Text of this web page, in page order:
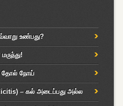
உண்பது?
தோல் நோய்
– கல் அடைப்பது அல்ல